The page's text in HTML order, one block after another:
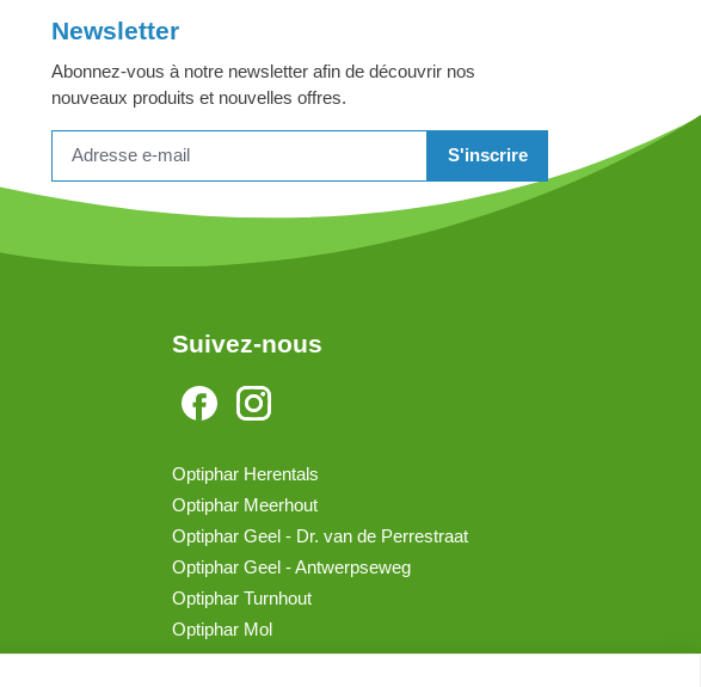
Newsletter
Abonnez-vous à notre newsletter afin de découvrir nos
nouveaux produits et nouvelles offres.
S'inscrire
Suivez-nous
Optiphar Herentals
Optiphar Meerhout
Optiphar Geel - Dr. van de Perrestraat
Optiphar Geel - Antwerpseweg
Optiphar Turnhout
Optiphar Mol